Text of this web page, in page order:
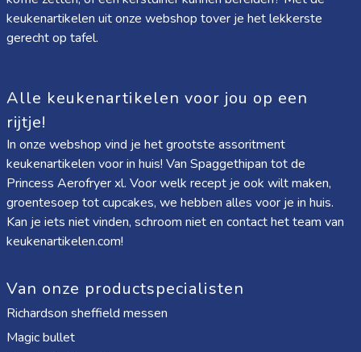
keukenartikelen uit onze webshop tover je het lekkerste
gerecht op tafel.
Alle keukenartikelen voor jou op een
rijtje!
In onze webshop vind je het grootste assoritment
keukenartikelen voor in huis! Van Spaggethipan tot de
Princess Aerofryer xl. Voor welk recept je ook wilt maken,
groentesoep tot cupcakes, we hebben alles voor je in huis.
Kan je iets niet vinden, schroom niet en contact het team van
keukenartikelen.com!
Van onze productspecialisten
Richardson sheffield messen
Magic bullet